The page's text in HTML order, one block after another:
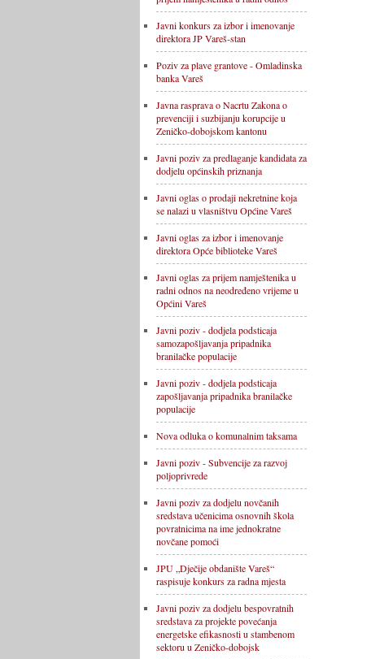
Javni konkurs za izbor i imenovanje
direktora JP Vareš-stan
Poziv za plave grantove - Omladinska
banka Vareš
Javna rasprava o Nacrtu Zakona o
prevenciji i suzbijanju korupcije u
Zeničko-dobojskom kantonu
Javni poziv za predlaganje kandidata za
dodjelu općinskih priznanja
Javni oglas o prodaji nekretnine koja
se nalazi u vlasništvu Općine Vareš
Javni oglas za izbor i imenovanje
direktora Opće biblioteke Vareš
Javni oglas za prijem namještenika u
radni odnos na neodređeno vrijeme u
Općini Vareš
Javni poziv - dodjela podsticaja
samozapošljavanja pripadnika
branilačke populacije
Javni poziv - dodjela podsticaja
zapošljavanja pripadnika branilačke
populacije
Nova odluka o komunalnim taksama
Javni poziv - Subvencije za razvoj
poljoprivrede
Javni poziv za dodjelu novčanih
sredstava učenicima osnovnih škola
povratnicima na ime jednokratne
novčane pomoći
JPU „Dječije obdanište Vareš“
raspisuje konkurs za radna mjesta
Javni poziv za dodjelu bespovratnih
sredstava za projekte povećanja
energetske efikasnosti u stambenom
sektoru u Zeničko-dobojsk